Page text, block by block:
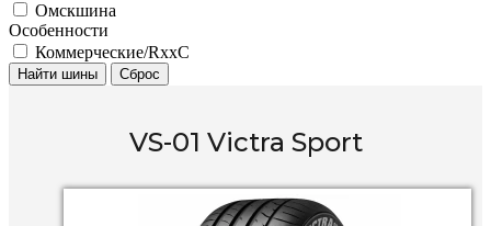
Омскшина
Особенности
Коммерческие/RxxC
Найти шины Сброс
VS-01 Victra Sport